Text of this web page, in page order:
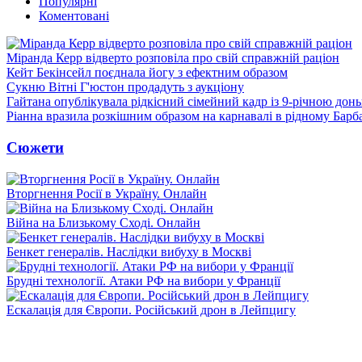
Коментовані
Міранда Керр відверто розповіла про свій справжній раціон
Кейт Бекінсейл поєднала йогу з ефектним образом
Сукню Вітні Г'юстон продадуть з аукціону
Гайтана опублікувала рідкісний сімейний кадр із 9-річною
Ріанна вразила розкішним образом на карнавалі в рідному
Сюжети
Вторгнення Росії в Україну. Онлайн
Війна на Близькому Сході. Онлайн
Бенкет генералів. Наслідки вибуху в Москві
Брудні технології. Атаки РФ на вибори у Франції
Ескалація для Європи. Російський дрон в Лейпцигу